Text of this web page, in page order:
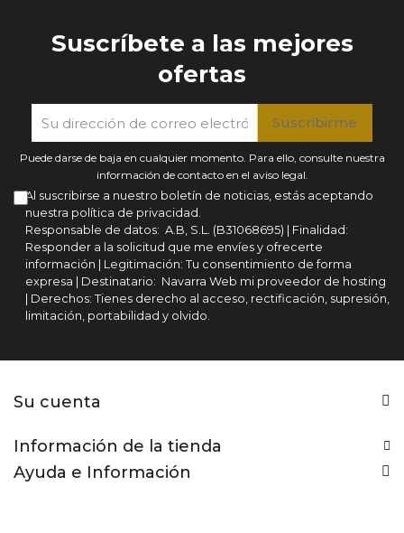
Suscríbete a las mejores
ofertas
Puede darse de baja en cualquier momento. Para ello, consulte nuestra
información de contacto en el aviso legal.
Al suscribirse a nuestro boletín de noticias, estás aceptando
nuestra política de privacidad.
Responsable de datos: A.B, S.L. (B31068695) | Finalidad:
Responder a la solicitud que me envíes y ofrecerte
información | Legitimación: Tu consentimiento de forma
expresa | Destinatario: Navarra Web mi proveedor de hosting
| Derechos: Tienes derecho al acceso, rectificación, supresión,
limitación, portabilidad y olvido.
Su cuenta
Información de la tienda
Ayuda e Información